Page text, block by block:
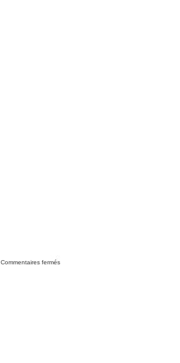
Commentaires fermés